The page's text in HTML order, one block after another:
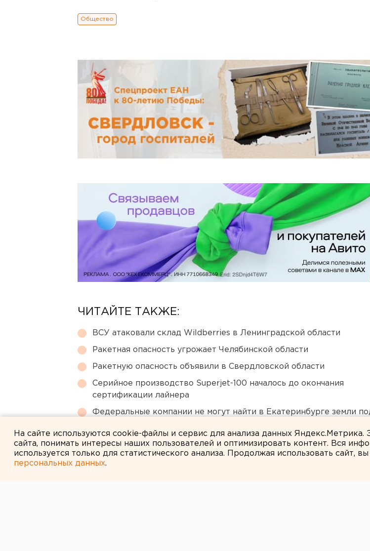
Общество
ЧИТАЙТЕ ТАКЖЕ:
ВСУ атаковали склад Wildberries в Ленинградской области
Ракетная опасность угрожает Челябинской области
Ракетную опасность объявили в Свердловской области
Серийное производство Superjet-100 началось до окончания
сертификации лайнера
Федеральные компании не могут найти в Екатеринбурге земли
На сайте используются cookie-файлы и сервис для анализа данных Яндекс.Метрика.
сайта, понимать интересы наших пользователей и оптимизировать контент. Вся
используется только для статистического анализа. Продолжая использовать сайт,
персональных данных.